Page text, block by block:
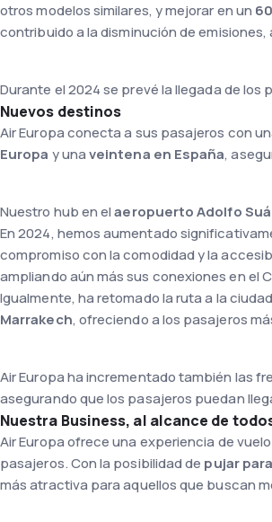
otros modelos similares, y mejorar en un
contribuido a la disminución de
Durante el 2024 se prevé la llegada de los
Nuevos destinos
Air Europa conecta a sus pasajeros con
Europa y unaveintena en España,
Nuestro hub en elaeropuerto Adolfo
En 2024, hemos aumentado
compromiso con la comodidad y la
ampliando aún más sus conexiones en el
Igualmente, ha retomado la ruta a la
Marrakech, ofreciendo a los pasajeros
Air Europa ha incrementado también las
asegurando que los pasajeros puedan
Nuestra Business, al alcance de
Air Europa ofrece una experiencia de
pasajeros. Con la posibilidad de pujar
más atractiva para aquellos que buscan